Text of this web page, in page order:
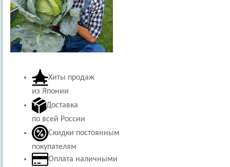
Хиты продаж
из Японии
Доставка
по всей России
Скидки постоянным
покупателям
Оплата наличными